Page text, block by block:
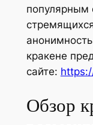
популярным
кракене
сайте:
Обзор